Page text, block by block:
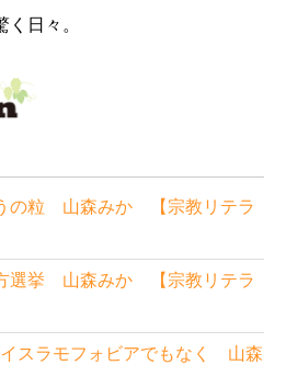
日々。
の粒 山森みか 【宗教リテラ
選挙 山森みか 【宗教リテラ
スラモフォビアでもなく 山森